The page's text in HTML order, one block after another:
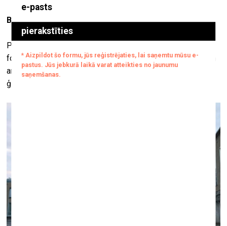
Bet cik ilgi tu vispār strādā ar šo “ģimenes tēmu”?
Pirmā reize laikam bija 2009. gadā, kad gatavoju darbu
fotoskolas portreta klasei. Pēc tam es dzīvoju Portugālē un
arī darīju kaut ko šajā virzienā, taču vēl neiesaistīdama visu
ģimeni.